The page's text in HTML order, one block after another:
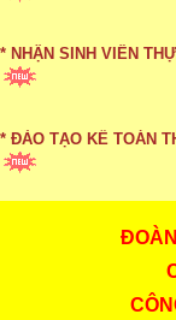
* NHẬN SINH VIÊN
* ĐÀO TẠO KẾ TOÁN
* TUYỂN DỤNG KẾ